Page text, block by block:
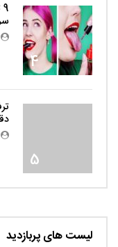
4
5
لیست های پربازدید